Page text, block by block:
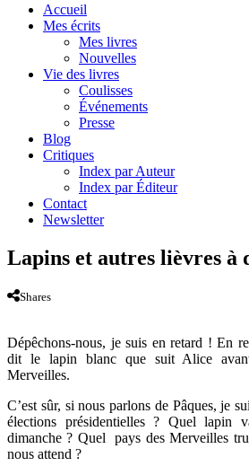
Accueil
Mes écrits
Mes livres
Nouvelles
Vie des livres
Coulisses
Événements
Presse
Blog
Critiques
Index par Auteur
Index par Éditeur
Contact
Newsletter
Lapins et autres lièvres à
Shares
Dépêchons-nous, je suis en retard ! En
dit le lapin blanc que suit Alice
Merveilles.
C’est sûr, si nous parlons de Pâques, je
élections présidentielles ? Quel lapin
dimanche ? Quel pays des Merveilles
nous attend ?